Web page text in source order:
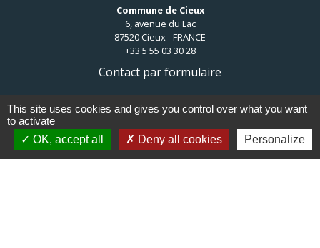
Commune de Cieux
6, avenue du Lac
87520 Cieux - FRANCE
+33 5 55 03 30 28
Contact par formulaire
This site uses cookies and gives you control over what you want
to activate
OK, accept all
Deny all cookies Personalize